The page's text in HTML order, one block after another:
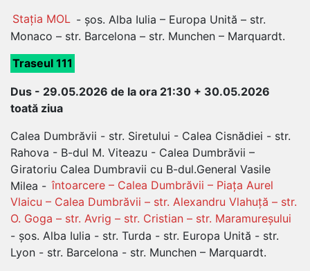
Stația MOL - șos. Alba Iulia – Europa Unită – str.
Monaco – str. Barcelona – str. Munchen – Marquardt.
Traseul 111
Dus - 29.05.2026 de la ora 21:30 + 30.05.2026
toată ziua
Calea Dumbrăvii - str. Siretului - Calea Cisnădiei - str.
Rahova - B-dul M. Viteazu - Calea Dumbrăvii –
Giratoriu Calea Dumbravii cu B-dul.General Vasile
Milea - întoarcere – Calea Dumbrăvii – Piața Aurel
Vlaicu – Calea Dumbrăvii – str. Alexandru Vlahuță – str.
O. Goga – str. Avrig – str. Cristian – str. Maramureșului
- șos. Alba Iulia - str. Turda - str. Europa Unită - str.
Lyon - str. Barcelona - str. Munchen – Marquardt.